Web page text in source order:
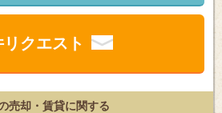
リクエスト